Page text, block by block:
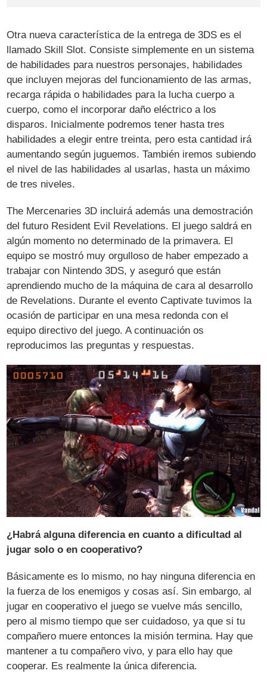
Otra nueva característica de la entrega de 3DS es el
llamado Skill Slot. Consiste simplemente en un sistema
de habilidades para nuestros personajes, habilidades
que incluyen mejoras del funcionamiento de las armas,
recarga rápida o habilidades para la lucha cuerpo a
cuerpo, como el incorporar daño eléctrico a los
disparos. Inicialmente podremos tener hasta tres
habilidades a elegir entre treinta, pero esta cantidad irá
aumentando según juguemos. También iremos subiendo
el nivel de las habilidades al usarlas, hasta un máximo
de tres niveles.
The Mercenaries 3D incluirá además una demostración
del futuro Resident Evil Revelations. El juego saldrá en
algún momento no determinado de la primavera. El
equipo se mostró muy orgulloso de haber empezado a
trabajar con Nintendo 3DS, y aseguró que están
aprendiendo mucho de la máquina de cara al desarrollo
de Revelations. Durante el evento Captivate tuvimos la
ocasión de participar en una mesa redonda con el
equipo directivo del juego. A continuación os
reproducimos las preguntas y respuestas.
¿Habrá alguna diferencia en cuanto a dificultad al
jugar solo o en cooperativo?
Básicamente es lo mismo, no hay ninguna diferencia en
la fuerza de los enemigos y cosas así. Sin embargo, al
jugar en cooperativo el juego se vuelve más sencillo,
pero al mismo tiempo que ser cuidadoso, ya que si tu
compañero muere entonces la misión termina. Hay que
mantener a tu compañero vivo, y para ello hay que
cooperar. Es realmente la única diferencia.